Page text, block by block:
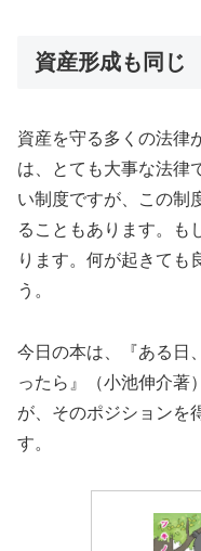
資産形成も同じ
資産を守る多くの法律
は、とても大事な法律
い制度ですが、この制
ることもあります。も
ります。何が起きても
う。
今日の本は、『ある日
ったら』（小池伸介著
が、そのポジションを
す。